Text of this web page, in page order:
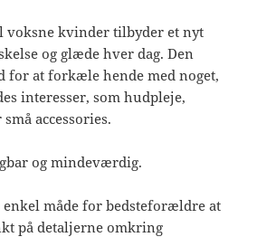
voksne kvinder tilbyder et nyt
og glæde hver dag. Den
for at forkæle hende med noget,
interesser, som hudpleje,
accessories.
og mindeværdig.
enkel måde for bedsteforældre at
på detaljerne omkring